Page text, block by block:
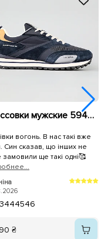
Кроссовки мужские 594637 Синие
вогонь. В нас такі вже
Син сказав, що інших не
замовили ще такі одні🥰
444546
₴